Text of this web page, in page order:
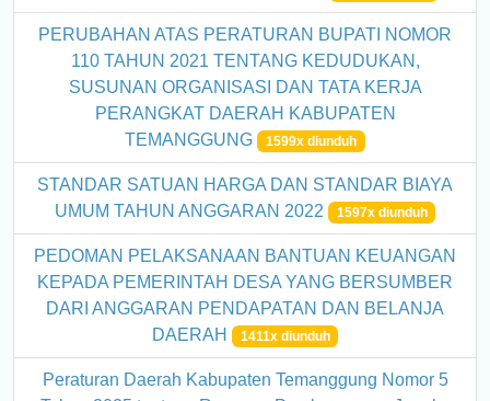
PERUBAHAN ATAS PERATURAN BUPATI NOMOR
110 TAHUN 2021 TENTANG KEDUDUKAN,
SUSUNAN ORGANISASI DAN TATA KERJA
PERANGKAT DAERAH KABUPATEN
TEMANGGUNG 1599x diunduh
STANDAR SATUAN HARGA DAN STANDAR BIAYA
UMUM TAHUN ANGGARAN 2022
1597x diunduh
PEDOMAN PELAKSANAAN BANTUAN KEUANGAN
KEPADA PEMERINTAH DESA YANG BERSUMBER
DARI ANGGARAN PENDAPATAN DAN BELANJA
DAERAH
1411x diunduh
Peraturan Daerah Kabupaten Temanggung Nomor 5